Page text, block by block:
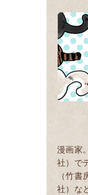
漫画家
社）で
（竹
社）な